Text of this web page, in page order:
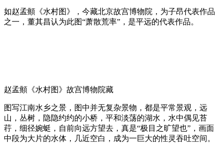
如赵孟頫《水村图》，今藏北京故宫博物院，为子昂代表作品
之一，董其昌认为此图“萧散荒率”，是平远的代表作品。
赵孟頫《水村图》故宫博物院藏
图写江南水乡之景，图中并无复杂景物，都是平常景观，远
山，丛树，隐隐约约的小桥，平和淡荡的湖水，水中偶见苔
荇，细径婉蜓，自前向远方望去，真是“极目之旷望也”，画面
中段为大片的水体，几近空白，成为一巨大的性灵吞吐空间。